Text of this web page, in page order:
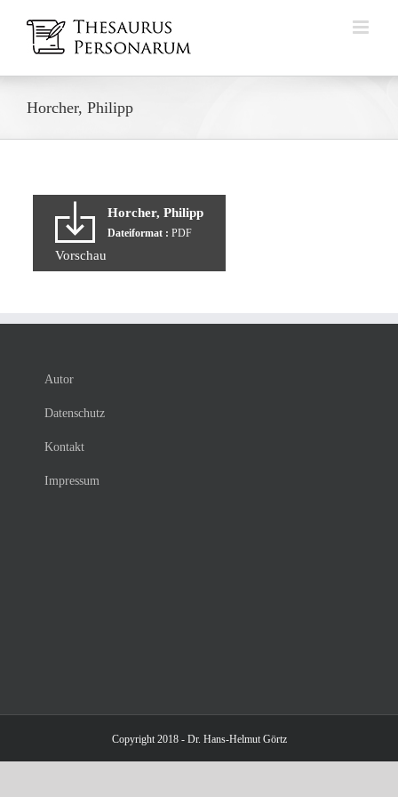
Inhalt
springen
Horcher, Philipp
Horcher, Philipp
Dateiformat : PDF
Vorschau
Autor
Datenschutz
Kontakt
Impressum
Copyright 2018 - Dr. Hans-Helmut Görtz